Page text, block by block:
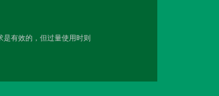
是有效的，但过量使用时则